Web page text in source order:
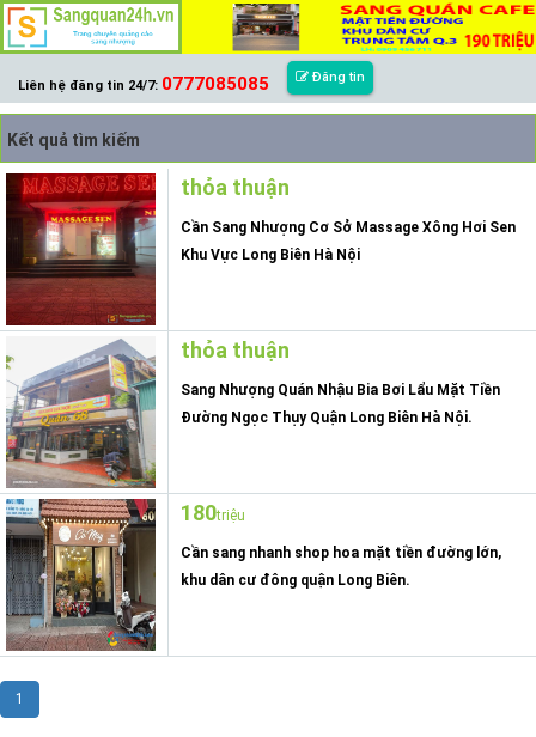
Liên hệ đăng tin 24/7: 0777085085 Đăng tin
Kết quả tìm kiếm
thỏa thuận
Cần Sang Nhượng Cơ Sở Massage Xông Hơi Sen
Khu Vực Long Biên Hà Nội
thỏa thuận
Sang Nhượng Quán Nhậu Bia Bơi Lẩu Mặt Tiền
Đường Ngọc Thụy Quận Long Biên Hà Nội.
180triệu
Cần sang nhanh shop hoa mặt tiền đường lớn,
khu dân cư đông quận Long Biên.
1